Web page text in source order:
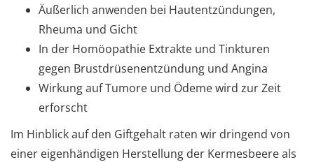
Äußerlich anwenden bei Hautentzündungen,
Rheuma und Gicht
In der Homöopathie Extrakte und Tinkturen
gegen Brustdrüsenentzündung und Angina
Wirkung auf Tumore und Ödeme wird zur Zeit
erforscht
Im Hinblick auf den Giftgehalt raten wir dringend von
einer eigenhändigen Herstellung der Kermesbeere als